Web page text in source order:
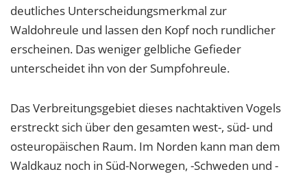
deutliches Unterscheidungsmerkmal zur
Waldohreule und lassen den Kopf noch rundlicher
erscheinen. Das weniger gelbliche Gefieder
unterscheidet ihn von der Sumpfohreule.
Das Verbreitungsgebiet dieses nachtaktiven Vogels
erstreckt sich über den gesamten west-, süd- und
osteuropäischen Raum. Im Norden kann man dem
Waldkauz noch in Süd-Norwegen, -Schweden und -